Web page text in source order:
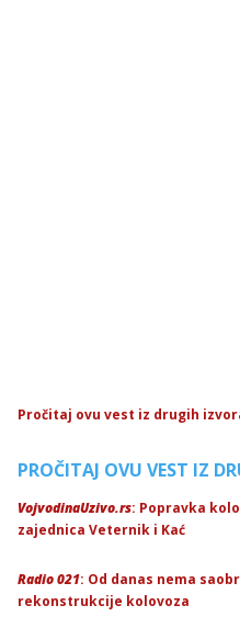
Pročitaj ovu vest iz drugih
PROČITAJ OVU VEST IZ
VojvodinaUzivo.rs: Popravka
zajednica Veternik i Kać
Radio 021: Od danas nema
rekonstrukcije kolovoza